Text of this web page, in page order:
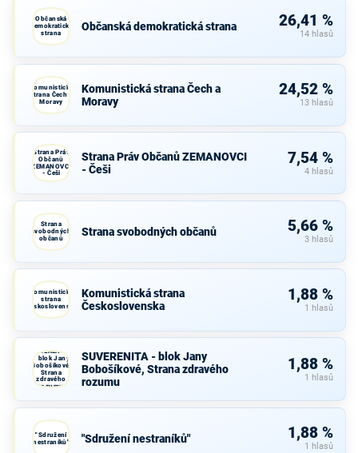
Občanská
demokratická
strana
Občanská demokratická strana 26,41 %
14 hlasů
Komunistická
strana Čech a
Moravy
Komunistická strana Čech a
Moravy
24,52 %
13 hlasů
Strana Práv
Občanů
ZEMANOVCI
- Češi
Strana Práv Občanů ZEMANOVCI
- Češi
7,54 %
4 hlasů
Strana
svobodných
občanů
Strana svobodných občanů 5,66 %
3 hlasů
Komunistická
strana
Československa
Komunistická strana
Československa
1,88 %
1 hlasů
SUVERENITA
- blok Jany
Bobošíkové,
Strana
zdravého
rozumu
SUVERENITA - blok Jany
Bobošíkové, Strana zdravého
rozumu
1,88 %
1 hlasů
"Sdružení
nestraníků"
"Sdružení nestraníků" 1,88 %
1 hlasů